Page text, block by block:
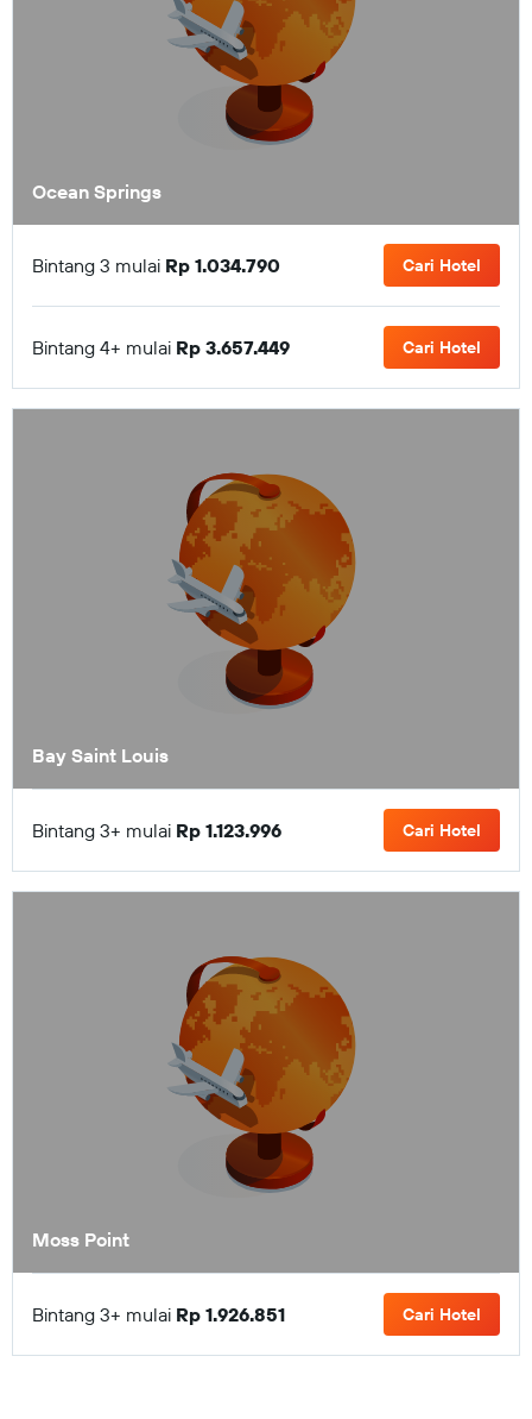
Ocean Springs
Bintang 3 mulai Rp 1.034.790 Cari Hotel
Bintang 4+ mulai Rp 3.657.449 Cari Hotel
Bay Saint Louis
Bintang 3+ mulai Rp 1.123.996 Cari Hotel
Moss Point
Bintang 3+ mulai Rp 1.926.851 Cari Hotel